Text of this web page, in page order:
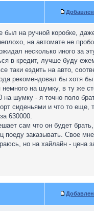
был на ручной коробке,
на автомате не
несколько иного за
в кредит, лучше буду
таки ездить на авто,
рекомендовал бы хотя
немного на шумку, в ту же
на шумку - я точно поло
сиденьями и что то еще,
630000.
сам что он будет
поеду заказывать. Свое
но на хайлайн - цена